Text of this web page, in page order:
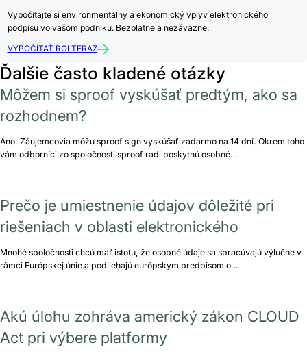
Vypočítajte si environmentálny a ekonomický vplyv elektronického
podpisu vo vašom podniku. Bezplatne a nezáväzne.
VYPOČÍTAŤ ROI TERAZ
Ďalšie často kladené otázky
Môžem si sproof vyskúšať predtým, ako sa
rozhodnem?
Áno. Záujemcovia môžu sproof sign vyskúšať zadarmo na 14 dní. Okrem toho
vám odborníci zo spoločnosti sproof radi poskytnú osobné…
Prečo je umiestnenie údajov dôležité pri
riešeniach v oblasti elektronického
Mnohé spoločnosti chcú mať istotu, že osobné údaje sa spracúvajú výlučne v
rámci Európskej únie a podliehajú európskym predpisom o…
Akú úlohu zohráva americký zákon CLOUD
Act pri výbere platformy